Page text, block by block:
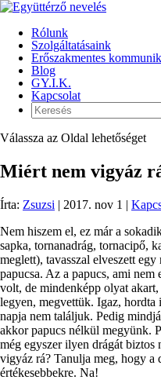
Rólunk
Szolgáltatásaink
Erőszakmentes
Blog
GY.I.K.
Kapcsolat
Válassza az Oldal lehetőséget
Miért nem vigyáz
Írta: Zsuzsi | 2017. nov 1 |
Nem hiszem el, ez már a
sapka, tornanadrág, tornacipő,
meglett), tavasszal elveszett
papucsa. Az a papucs, ami
volt, de mindenképp olyat
legyen, megvettük. Igaz,
napja nem találjuk. Pedig
akkor papucs nélkül megyünk.
még egyszer ilyen drágát
vigyáz rá? Tanulja meg, hogy
értékesebbekre. Na!